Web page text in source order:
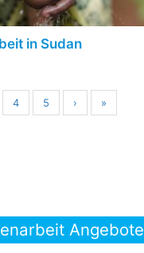
in Sudan
4 5 › »
Angebote